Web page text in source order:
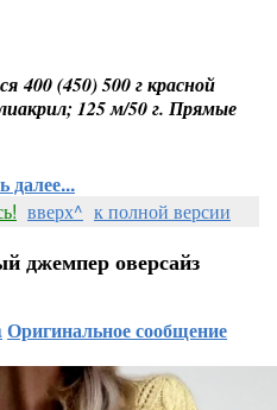
400 (450) 500 г красной
125 м/50 г. Прямые
далее...
вверх^ к полной версии
джемпер оверсайз
Оригинальное сообщение